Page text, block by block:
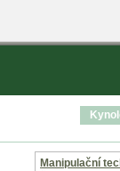
Manipulační